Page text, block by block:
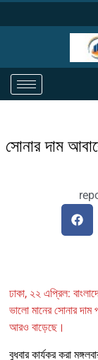
সোনার দাম
ঢাকা, ২২ এপ্রিল:
ভালো মানের সোনার দাম
আরও বাড়েছে।
বুধবার কার্যকর করা